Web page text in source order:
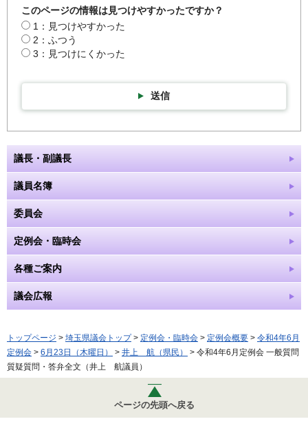
このページの情報は見つけやすかったですか？
1：見つけやすかった
2：ふつう
3：見つけにくかった
送信
議長・副議長
議員名簿
委員会
定例会・臨時会
各種ご案内
議会広報
トップページ > 埼玉県議会トップ> 定例会・臨時会 > 定例会概要 > 令和4年6月
定例会 > 6月23日（木曜日） > 井上 航（県民）
> 令和4年6月定例会 一般質問
質疑質問・答弁全文（井上 航議員）
ページの先頭へ戻る